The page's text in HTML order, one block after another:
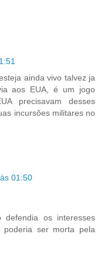
ainda vivo talvez ja
aos EUA, é um jogo
precisavam desses
incursões militares no
01:50
os interesses
poderia ser morta pela